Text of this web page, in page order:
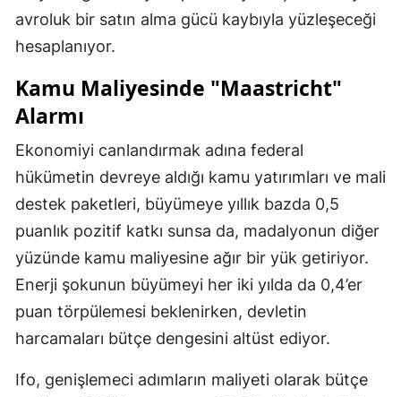
avroluk bir satın alma gücü kaybıyla yüzleşeceği
hesaplanıyor.
Kamu Maliyesinde "Maastricht"
Alarmı
Ekonomiyi canlandırmak adına federal
hükümetin devreye aldığı kamu yatırımları ve mali
destek paketleri, büyümeye yıllık bazda 0,5
puanlık pozitif katkı sunsa da, madalyonun diğer
yüzünde kamu maliyesine ağır bir yük getiriyor.
Enerji şokunun büyümeyi her iki yılda da 0,4’er
puan törpülemesi beklenirken, devletin
harcamaları bütçe dengesini altüst ediyor.
Ifo, genişlemeci adımların maliyeti olarak bütçe